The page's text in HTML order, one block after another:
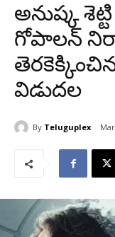
అనుష్క
గోపాలన్
విడుదల
By Teluguplex